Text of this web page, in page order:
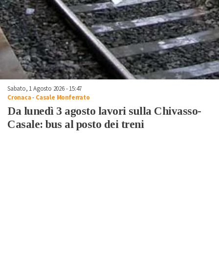
Sabato, 1 Agosto 2026 - 15:47
Cronaca- Casale Monferrato
Da lunedì 3 agosto lavori sulla Chivasso-
Casale: bus al posto dei treni